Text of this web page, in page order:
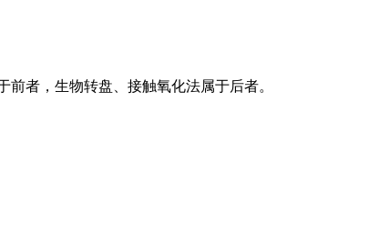
者，生物转盘、接触氧化法属于后者。